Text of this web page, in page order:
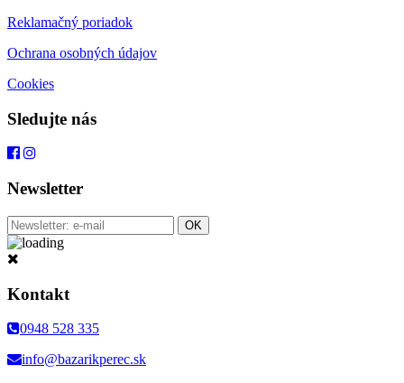
Reklamačný poriadok
Ochrana osobných údajov
Cookies
Sledujte nás
Newsletter
Kontakt
0948 528 335
info@bazarikperec.sk